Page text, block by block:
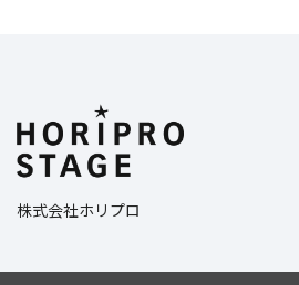
株式会社ホリプロ